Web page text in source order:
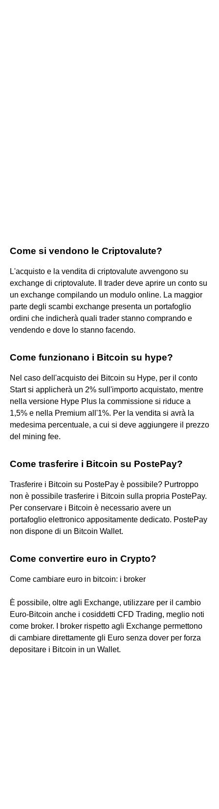
Come si vendono le Criptovalute?
L'acquisto e la vendita di criptovalute avvengono su
exchange di criptovalute. Il trader deve aprire un conto su
un exchange compilando un modulo online. La maggior
parte degli scambi exchange presenta un portafoglio
ordini che indicherà quali trader stanno comprando e
vendendo e dove lo stanno facendo.
Come funzionano i Bitcoin su hype?
Nel caso dell'acquisto dei Bitcoin su Hype, per il conto
Start si applicherà un 2% sull'importo acquistato, mentre
nella versione Hype Plus la commissione si riduce a
1,5% e nella Premium all'1%. Per la vendita si avrà la
medesima percentuale, a cui si deve aggiungere il prezzo
del mining fee.
Come trasferire i Bitcoin su PostePay?
Trasferire i Bitcoin su PostePay è possibile? Purtroppo
non è possibile trasferire i Bitcoin sulla propria PostePay.
Per conservare i Bitcoin è necessario avere un
portafoglio elettronico appositamente dedicato. PostePay
non dispone di un Bitcoin Wallet.
Come convertire euro in Crypto?
Come cambiare euro in bitcoin: i broker
È possibile, oltre agli Exchange, utilizzare per il cambio
Euro-Bitcoin anche i cosiddetti CFD Trading, meglio noti
come broker. I broker rispetto agli Exchange permettono
di cambiare direttamente gli Euro senza dover per forza
depositare i Bitcoin in un Wallet.